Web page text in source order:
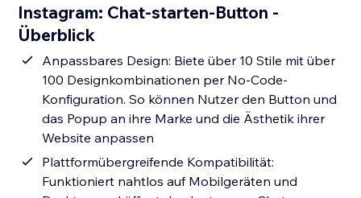
Instagram: Chat-starten-Button -
Überblick
Anpassbares Design: Biete über 10 Stile mit über
100 Designkombinationen per No-Code-
Konfiguration. So können Nutzer den Button und
das Popup an ihre Marke und die Ästhetik ihrer
Website anpassen
Plattformübergreifende Kompatibilität:
Funktioniert nahtlos auf Mobilgeräten und